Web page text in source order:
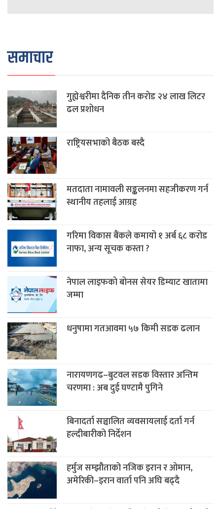
समाचार
गुह्येश्वरीमा दैनिक तीन करोड २४ लाख लिटर
ढल प्रशोधन
राष्ट्रियसभाको बैठक बस्दै
मतदाता नामावली सङ्कलनमा सहजीकरण गर्न
स्थानीय तहलाई आग्रह
गरिमा विकास बैंकले कमायो १ अर्ब ६८ करोड
नाफा, अन्य सूचक कस्ता ?
नेपाल लाइफको बोनस सेयर डिम्याट खातामा
जम्मा
धनुषामा गतआवमा ५७ किमी सडक ढलान
नारायणगढ–बुटवल सडक विस्तार अन्तिम
चरणमा : अब दुई घण्टामै पुगिने
बिनादर्ता सञ्चालित व्यवसायलाई दर्ता गर्न
हल्दीबारीको निर्देशन
हर्मुज सम्झौताको नजिक इरान र ओमान,
अमेरिकी–इरान वार्ता पनि अघि बढ्दै